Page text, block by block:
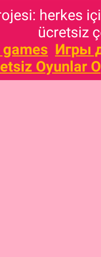
herkes
ücretsiz
Игры
Oyunlar